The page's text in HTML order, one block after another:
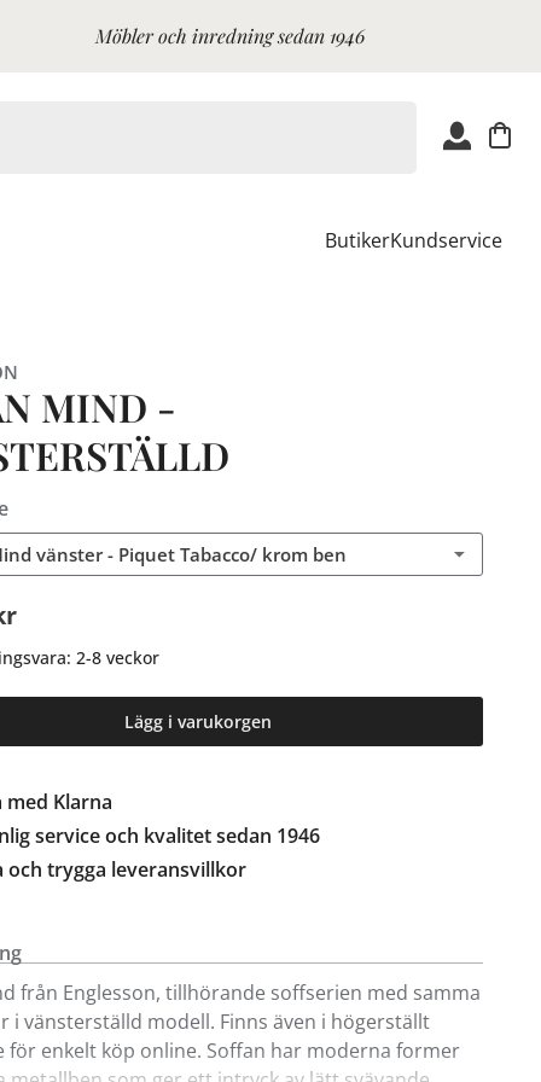
Möbler och inredning sedan 1946
ButikerKundservice
MIND -
vänster - Piquet Tabacco/ krom ben
2-8 veckor
Lägg i varukorgen
med Klarna
service och kvalitet sedan 1946
och trygga leveransvillkor
från Englesson, tillhörande soffserien med samma
i vänsterställd modell. Finns även i högerställt
för enkelt köp online. Soffan har moderna former